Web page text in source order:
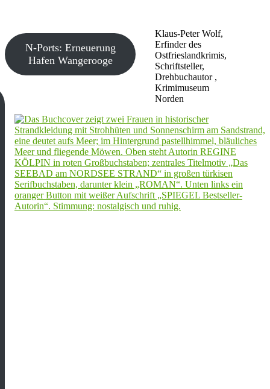
Klaus-Peter Wolf,
Erfinder des
Ostfrieslandkrimis,
Schriftsteller,
Drehbuchautor ,
Krimimuseum
Norden
N-Ports: Erneuerung
Hafen Wangerooge